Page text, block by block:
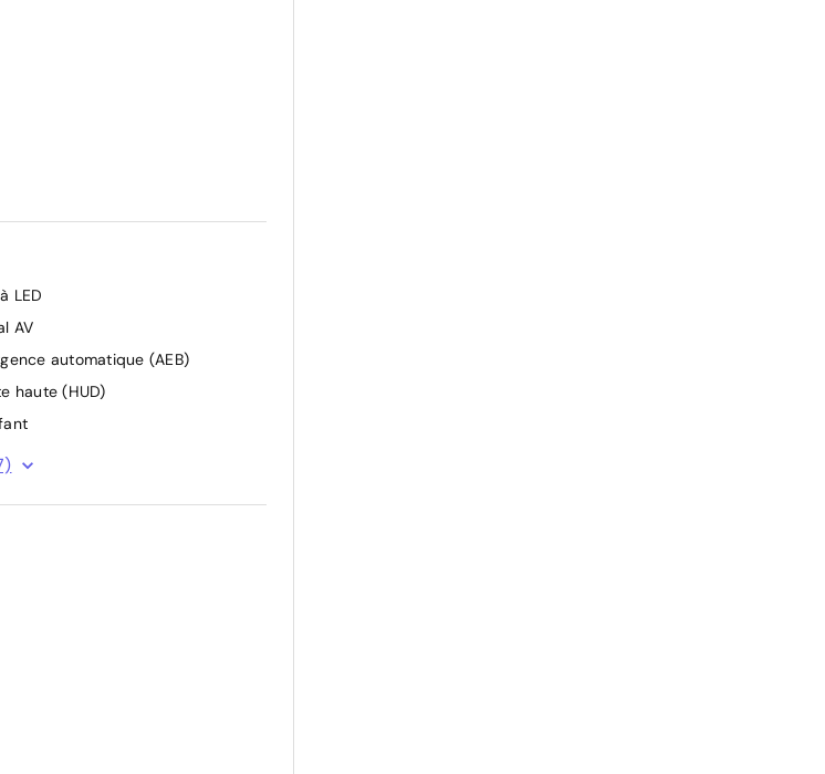
LED
AV
automatique (AEB)
haute (HUD)